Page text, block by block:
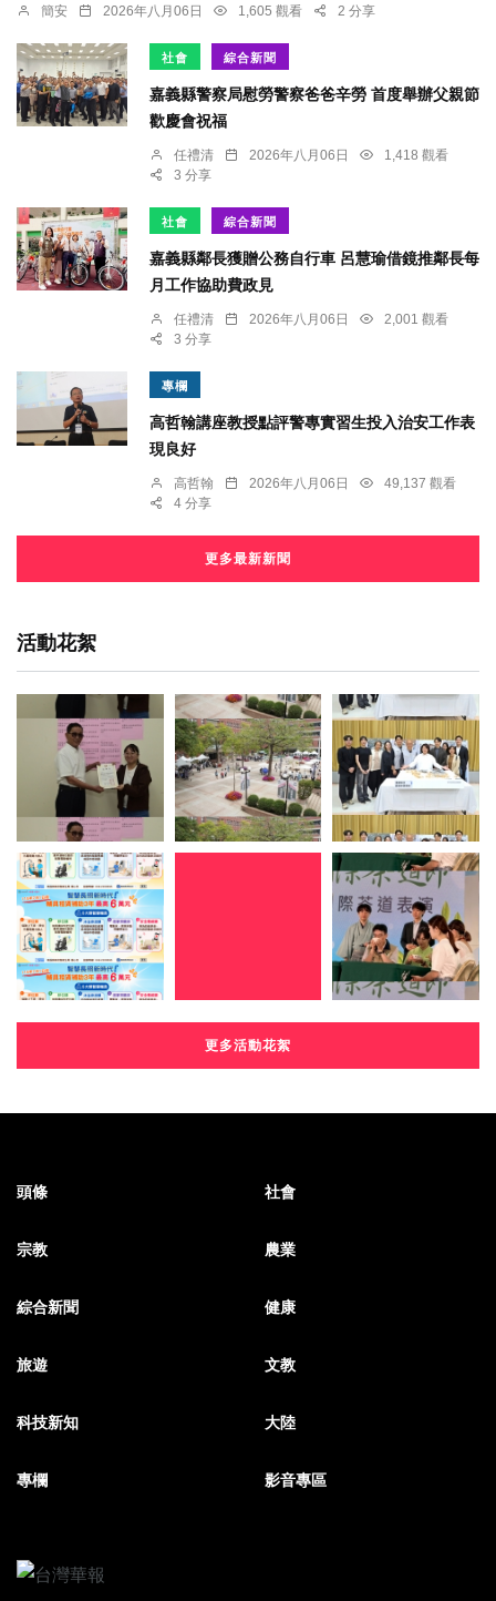
簡安 2026年八月06日 1,605 觀看 2 分享
社會 綜合新聞
嘉義縣警察局慰勞警察爸爸辛勞 首度舉辦父親節
歡慶會祝福
任禮清 2026年八月06日
1,418 觀看
3 分享
社會 綜合新聞
嘉義縣鄰長獲贈公務自行車 呂慧瑜借鏡推鄰長每
月工作協助費政見
任禮清 2026年八月06日
2,001 觀看
3 分享
專欄
高哲翰講座教授點評警專實習生投入治安工作表
現良好
高哲翰 2026年八月06日
49,137 觀看
4 分享
更多最新新聞
活動花絮
更多活動花絮
頭條 社會
宗教 農業
綜合新聞 健康
旅遊 文教
科技新知 大陸
專欄 影音專區